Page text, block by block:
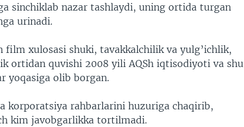
sinchiklab nazar tashlaydi, uning ortida turgan
urinadi.
film xulosasi shuki, tavakkalchilik va yulg’ichlik,
ortidan quvishi 2008 yili AQSh iqtisodiyoti va shu
yoqasiga olib borgan.
korporatsiya rahbarlarini huzuriga chaqirib,
kim javobgarlikka tortilmadi.